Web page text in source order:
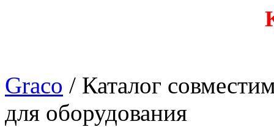
Graco / Каталог
для оборудования